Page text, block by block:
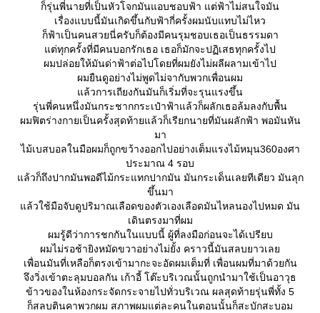
ก็รุ่นพี่นายที่เป็นหัวโจกมันแอบชอบฟ้า แต่ฟ้าไม่สนใจมัน
เรื่องแบบนี้มันเกิดขึ้นกับฟ้ากี่ครั้งผมนับแทบไม่ไหว
ก็ฟ้าเป็นคนสวยนี่ครับก็ต้องมีคนรุมชอบเธอเป็นธรรมดา
ต่ทุกครั้งที่มีคนบอกรักเธอ เธอก็มักจะปฏิเสธทุกครั้งไป
ผมปล่อยให้มันด่าฟ้าต่อไปโดยที่ผมยังไม่ผลีผลามเข้าไป
ผมยืนดูอย่างไม่พูดไม่จากับพวกเพื่อนผม
ล้วการเถียงกันมันก็เริ่มที่จะรุนแรงขึ้น
รุ่นพี่คนหนึ่งมันกระชากกระเป๋าฟ้าแล้วก็ผลักเธอล้มลงกับพื้น
ผมฟิตร่างกายเป็นครั้งสุดท้ายแล้วก็เรียกนายที่มันผลักฟ้า พอมันหัน
มา
ไม้เบสบอลในมือผมก็ถูกขว้างออกไปอย่างเต็มแรงไม้หมุน360องศา
ประมาณ 4 รอบ
ล้วก็ถึงปากมันพอดีไม้กระแทกปากมัน มันกระเด็นเลยทีเดียว มันลุก
ขึ้นมา
ล้วใช้มือจับดูปริมาณเลือดของตัวเองเลือดมันไหลนองไปหมด มัน
เดินตรงมาที่ผม
ผมรู้ดีว่าการชกกันในแบบนี้ ผู้ที่ลงมือก่อนจะได้เปรียบ
ผมไม่รอช้ายิงหมัดขวาอย่างไม่ยั้ง คราวนี้มันสลบยาวเล
เพื่อนมันที่เหลือก็ตรงเข้ามากะจะอัดผมเต็มที่ เพื่อนผมที่มาด้วยกัน
จึงวิ่งเข้าตะลุมบอลกัน เก้าอี้ โต๊ะบริเวณนั้นถูกนำมาใช้เป็นอาวุธ
ข้าวของในห้องกระจัดกระจายไปทั่วบริเวณ ผลสุดท้ายรุ่นพี่ทั้ง 5
ก็สลบตินคาพวกผม สภาพผมแต่ละคนในตอนนั้นก็สะบักสะบอม